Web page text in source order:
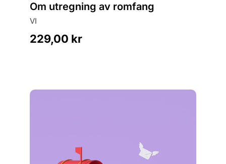
Om utregning av romfang
VI
229,00 kr